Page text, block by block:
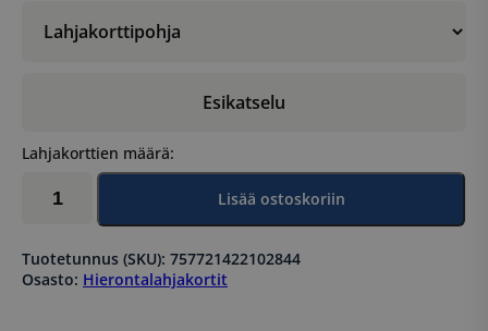
Esikatselu
Lahjakorttien määrä:
Purentalihasten
hieronta
määrä
Lisää ostoskoriin
Tuotetunnus (SKU): 757721422102844
Osasto: Hierontalahjakortit